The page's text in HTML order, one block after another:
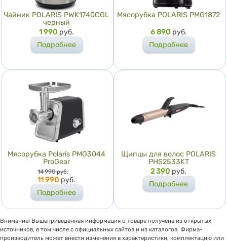
Чайник POLARIS PWK1740CGL
черный
Цена
1 990 руб.
Подробнее
Мясорубка POLARIS PMG1872
Цена
6 890 руб.
Подробнее
Мясорубка Polaris PMG3044
ProGear
Цена
14 990 руб.
11 990 руб.
Подробнее
Щипцы для волос POLARIS
PHS2533KT
Цена
2 390 руб.
Подробнее
Внимание! Вышеприведенная информация о товаре получена из открытых
источников, в том числе с официальных сайтов и из каталогов. Фирма-
производитель может внести изменения в характеристики, комплектацию или